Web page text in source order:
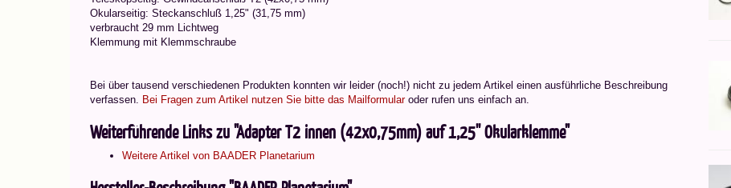
Okularseitig: Steckanschluß 1,25" (31,75 mm)
verbraucht 29 mm Lichtweg
Klemmung mit Klemmschraube
Bei über tausend verschiedenen Produkten konnten wir leider (noch!) nicht zu jedem Artikel einen ausführliche Beschreibung
verfassen. Bei Fragen zum Artikel nutzen Sie bitte das Mailformularoder rufen uns einfach an.
Weiterführende Links zu "Adapter T2 innen (42x0,75mm) auf 1,25'' Okularklemme"
Weitere Artikel von BAADER Planetarium